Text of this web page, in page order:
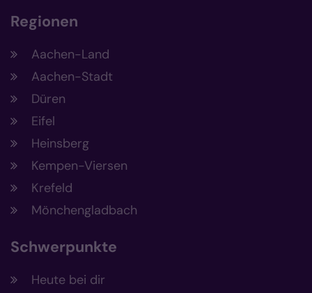
Regionen
Aachen-Land
Aachen-Stadt
Düren
Eifel
Heinsberg
Kempen-Viersen
Krefeld
Mönchengladbach
Schwerpunkte
Heute bei dir